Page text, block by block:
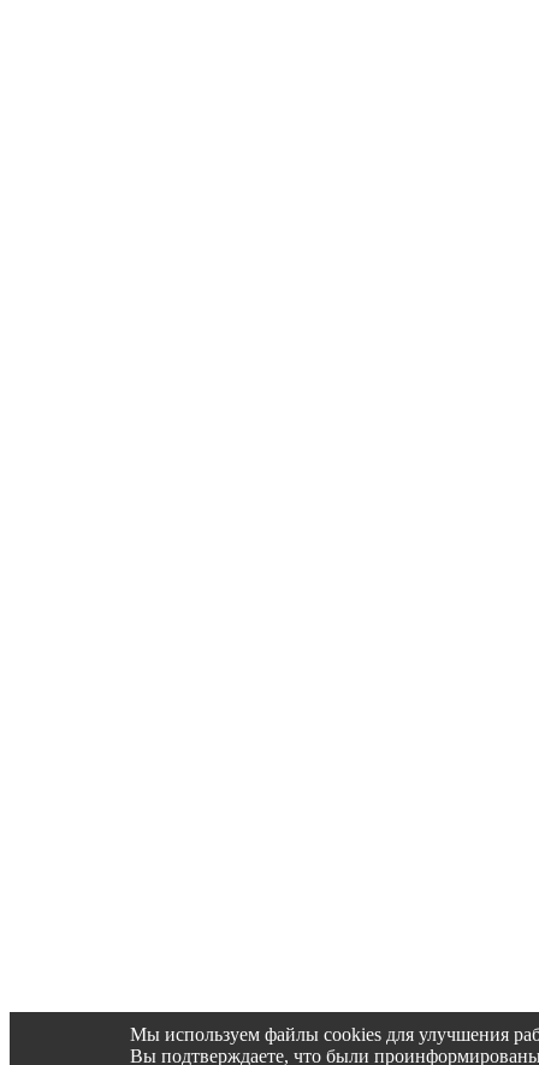
Мы используем файлы cookies для улучшения
Вы подтверждаете, что были